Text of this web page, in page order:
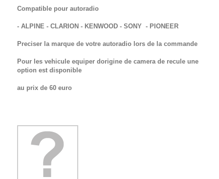
Compatible pour autoradio
- ALPINE - CLARION - KENWOOD - SONY - PIONEER
Preciser la marque de votre autoradio lors de la commande
Pour les vehicule equiper dorigine de camera de recule une
option est disponible
au prix de 60 euro